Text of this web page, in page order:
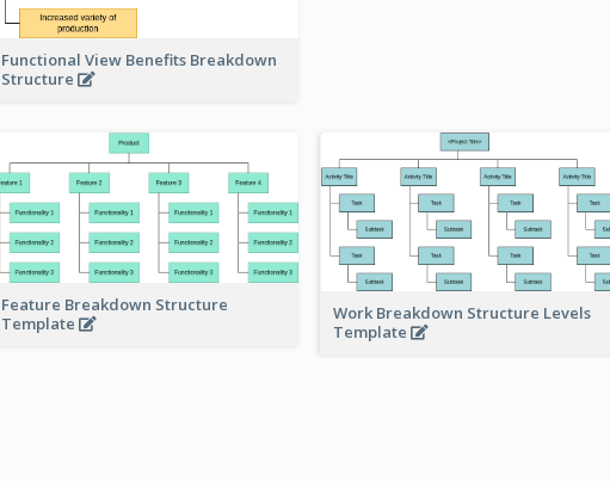
Functional View Benefits Breakdown
Structure
Feature Breakdown Structure
Template
Work Breakdown Structure Levels
Template